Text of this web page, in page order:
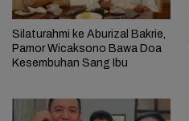
Silaturahmi ke Aburizal Bakrie,
Pamor Wicaksono Bawa Doa
Kesembuhan Sang Ibu